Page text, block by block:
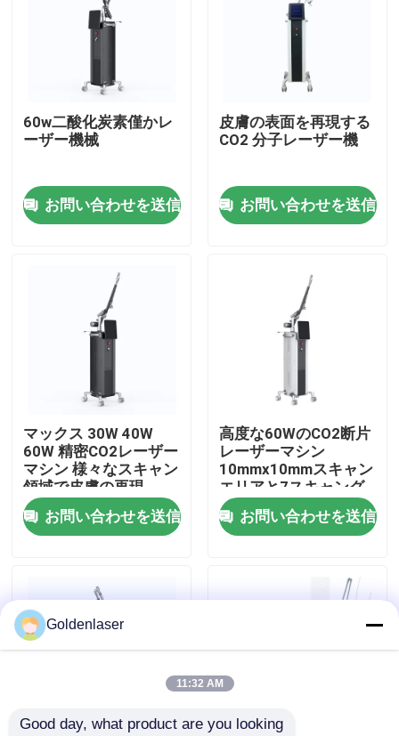
家
VRショー
私達について
工場旅行
私達に連絡しなさい
引用を要求しなさい
60w二酸化炭素僅かレ
ーザー機械
お問い合わせを送信
皮膚の表面を再現する
CO2 分子レーザー機
お問い合わせを送信
マックス 30W 40W
60W 精密CO2レーザー
マシン 様々なスキャン
領域で皮膚の再現
お問い合わせを送信
高度な60WのCO2断片
レーザーマシン
10mmx10mmスキャン
エリアと7スキャング
ラフィック
お問い合わせを送信
Goldenlaser
11:32 AM
Good day, what product are you looking